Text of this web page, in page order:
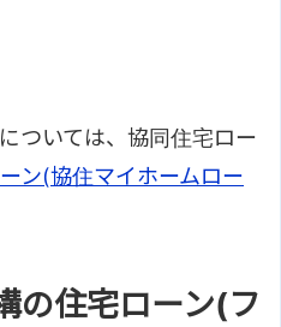
ついては、協同住宅ロー
ーン(協住マイホームロー
の住宅ローン(フ